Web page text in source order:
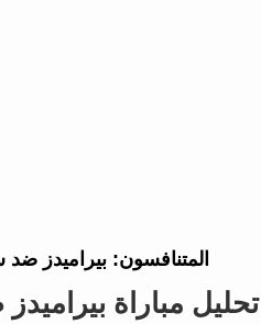
المتنافسون: بيراميدز
تحليل مباراة